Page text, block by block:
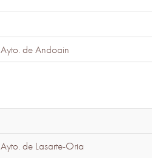
Ayto. de Andoain
Ayto. de Lasarte-Oria